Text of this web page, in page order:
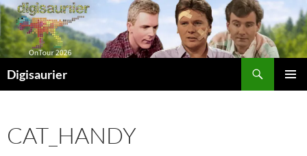
Zum
Inhalt
springen
Digisaurier
CAT_HANDY